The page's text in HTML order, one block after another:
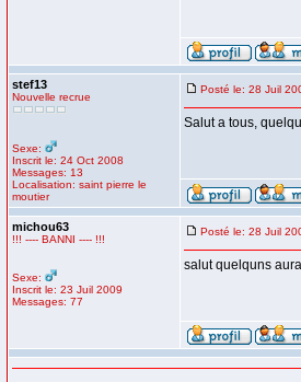
stef13
Nouvelle recrue
Sexe:
Inscrit le: 24 Oct 2008
Messages: 13
Localisation: saint pierre le
moutier
Posté le: 28 Juil
Salut a tous,
michou63
!!! ---- BANNI ---- !!!
Sexe:
Inscrit le: 23 Juil 2009
Messages: 77
Posté le: 28 Juil
salut quelquns